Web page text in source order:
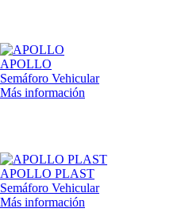
APOLLO
Semáforo Vehicular
Más información
APOLLO PLAST
Semáforo Vehicular
Más información